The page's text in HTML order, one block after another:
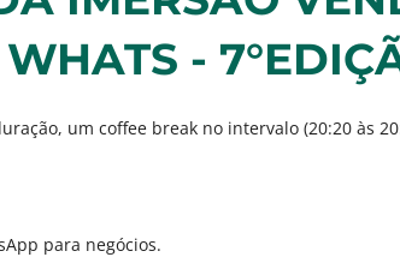
-
um coffee break no intervalo (20:20 às
para negócios.